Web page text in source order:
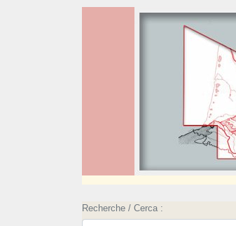
Recherche / Cerca :